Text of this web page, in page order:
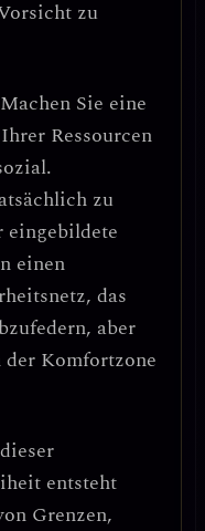
zu
Machen Sie eine
Ressourcen
zu
eingebildete
einen
das
aber
Komfortzone
entsteht
Grenzen,